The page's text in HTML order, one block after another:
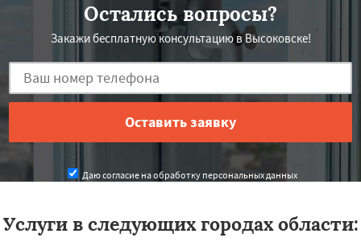
Остались вопросы?
Закажи бесплатную консультацию в Высоковске!
Даю согласие на обработку персональных данных
Услуги в следующих городах области: